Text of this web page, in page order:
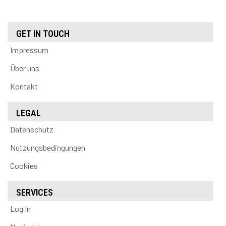
GET IN TOUCH
Impressum
Über uns
Kontakt
LEGAL
Datenschutz
Nutzungsbedingungen
Cookies
SERVICES
Log In